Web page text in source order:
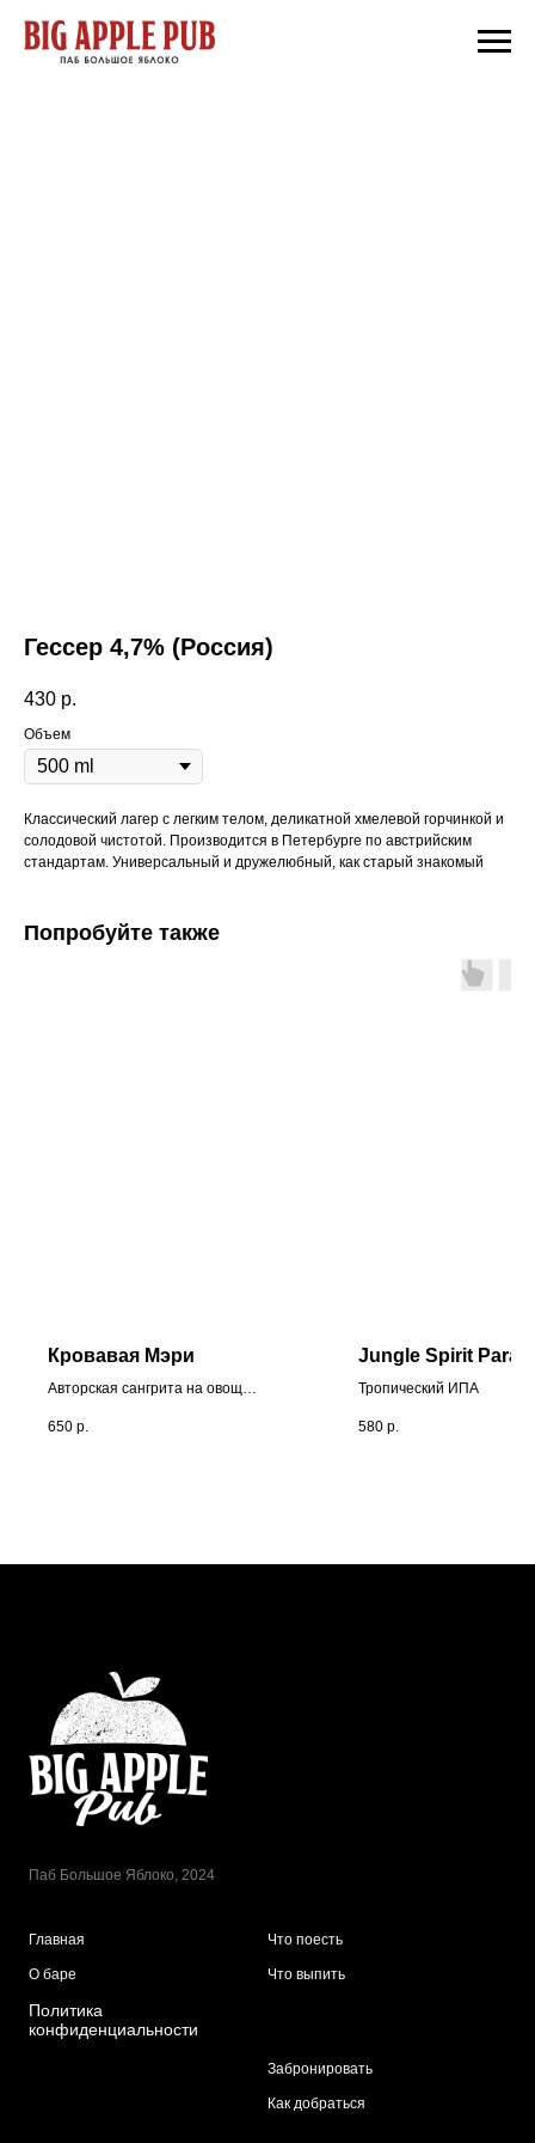
Гессер 4,7% (Россия)
430 р.
Объем
Классический лагер с легким телом, деликатной хмелевой горчинкой и
солодовой чистотой. Производится в Петербурге по австрийским
стандартам. Универсальный и дружелюбный, как старый знакомый
Попробуйте также
Кровавая Мэри
Авторская сангрита на овощах
маринованный огурец. Острый
650 р.
Jungle Spirit
Тропический ИПА
580 р.
Паб Большое Яблоко, 2024
Главная
О баре
Политика
конфиденциальности
Что поесть
Что выпить
Забронировать
Как добраться